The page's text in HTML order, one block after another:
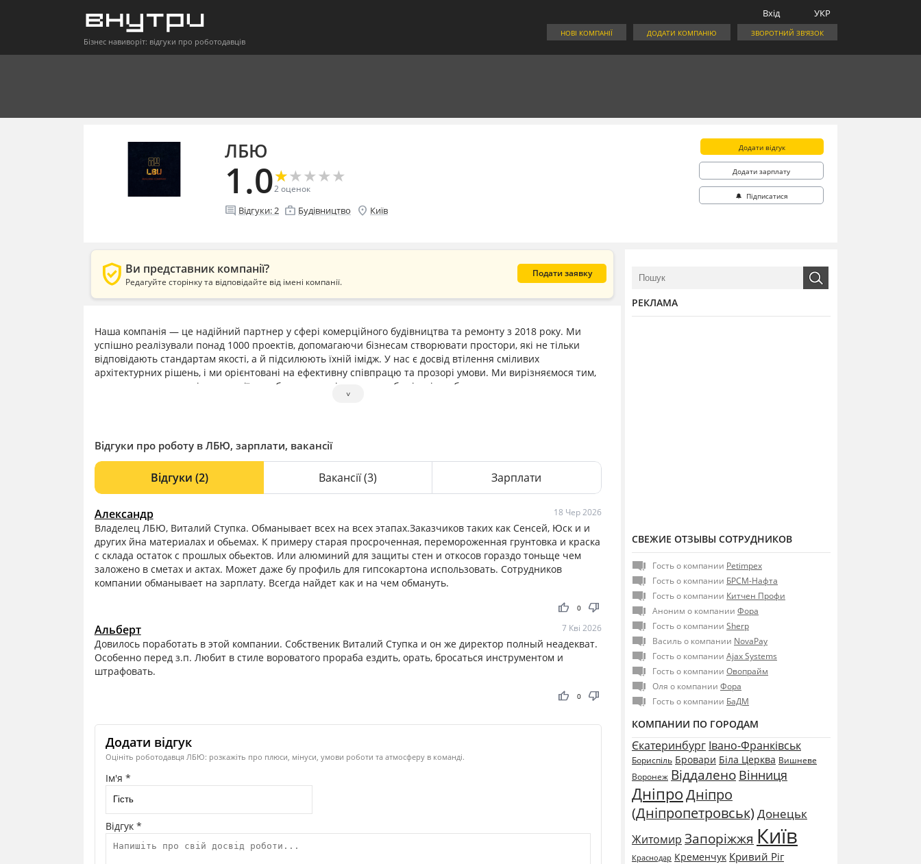
Бізнес навиворіт: відгуки про роботодавців
УКР
Вхід
ЗВОРОТНИЙ ЗВ'ЯЗОК
ДОДАТИ КОМПАНІЮ
НОВІ КОМПАНІЇ
ЛБЮ
1.0★
★★
★★
★★
★★
★
2оценок
comment Відгуки:2 enterprise Будівництво location_on Київ
Додати відгук
Додати зарплату
🔔 Підписатися
verified_user Ви представник компанії?
Редагуйте сторінку та відповідайте від імені компанії.
Подати заявку
Наша компанія — це надійний партнер у сфері комерційного будівництва та ремонту з 2018 року. Ми
успішно реалізували понад 1000 проектів, допомагаючи бізнесам створювати простори, які не тільки
відповідають стандартам якості, а й підсилюють їхній імідж. У нас є досвід втілення сміливих
архітектурних рішень, і ми орієнтовані на ефективну співпрацю та прозорі умови. Ми вирізняємося тим,
що поєднуємо сучасні технології з глибоким розумінням потреб клієнтів, забезпечуючи результат, на
клієнтів, забезпечуючи будівельні рішення, що відповідають їхнім стратегічним цілям та підсилюють
конкурентні переваги.
Ми віримо, що кожен проект — це не просто будівля, а інвестиція у майбутнє наших клієнтів. Тому ми
завжди орієнтуємося на максимальну якість, дотримання термінів та індивідуальний підхід, створюючи
простори, які надихають на успіх і відображають цінності компаній, для яких ми працюємо.
˅
Відгуки про роботу в ЛБЮ, зарплати, вакансії
Відгуки (2) Вакансії(3) Зарплати
Александр 18 Чер 2026
Владелец ЛБЮ, Виталий Ступка. Обманывает всех на всех этапах.Заказчиков таких как Сенсей, Юск и и
других йна материалах и обьемах. К примеру старая просроченная, перемороженная грунтовка и краска
с склада остаток с прошлых обьектов. Или алюминий для защиты стен и откосов гораздо тоньще чем
заложено в сметах и актах. Может даже бу профиль для гипсокартона использовать. Сотрудников
компании обманывает на зарплату. Всегда найдет как и на чем обмануть.
thumb_up thumb_down
0
Альберт 7 Кві 2026
Довилось поработать в этой компании. Собственик Виталий Ступка и он же директор полный неадекват.
Особенно перед з.п. Любит в стиле вороватого прораба ездить, орать, бросаться инструментом и
штрафовать.
thumb_up thumb_down
0
Додати відгук
Оцініть роботодавця ЛБЮ: розкажіть про плюси, мінуси, умови роботи та атмосферу в команді.
Ім'я *
Відгук *
РЕКЛАМА
СВЕЖИЕ ОТЗЫВЫ СОТРУДНИКОВ
Гость о компании Petimpex
Гость о компании БРСМ-Нафта
Гость о компании Китчен Профи
Аноним о компании Фора
Гость о компании Sherp
Василь о компании NovaPay
Гость о компании Ajax Systems
Гость о компании Овопрайм
Оля о компании Фора
Гость о компании БаДМ
КОМПАНИИ ПО ГОРОДАМ
Єкатеринбург Івано-Франківськ
Бориспіль Бровари Біла Церква Вишневе
Воронеж Віддалено Вінниця
ДніпроДніпро
(Дніпропетровськ) Донецьк
Житомир Запоріжжя Київ
Краснодар Кременчук Кривий Ріг